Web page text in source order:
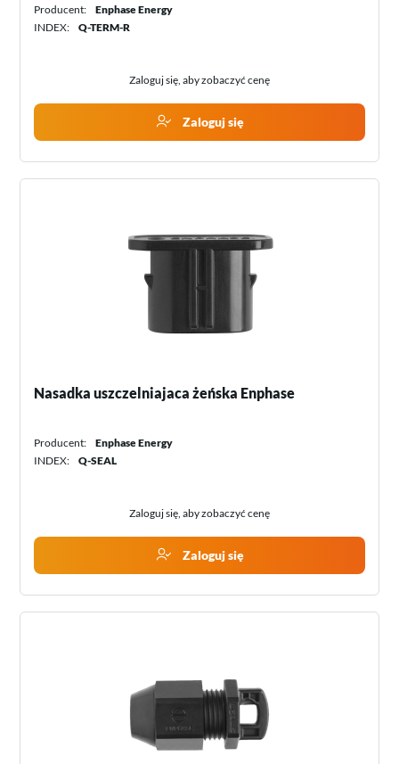
Producent:
Enphase Energy
INDEX:
Q-TERM-R
Zaloguj się, aby zobaczyć cenę
Zaloguj się
Nasadka uszczelniajaca żeńska Enphase
Producent:
Enphase Energy
INDEX:
Q-SEAL
Zaloguj się, aby zobaczyć cenę
Zaloguj się